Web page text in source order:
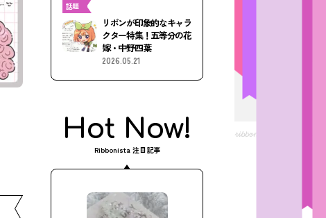
話題
リボンが印象的なキャラ
クター特集！五等分の花
嫁・中野四葉
2026.05.21
Hot Now!
Ribbonista 注目記事